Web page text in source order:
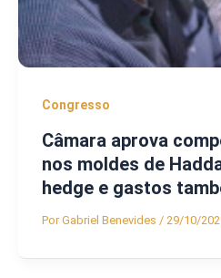
Congresso
Câmara aprova
nos moldes de
hedge e gastos
PorGabriel Benevides / 29/10/